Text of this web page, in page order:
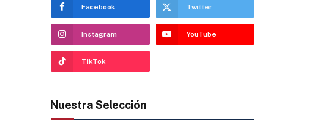
Facebook Twitter
Instagram YouTube
TikTok
Nuestra Selección